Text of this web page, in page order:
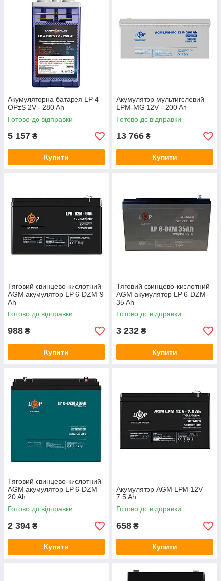
Акумуляторна батарея LP 4
OPzS 2V - 280 Ah
Готово до відправки
5 157 ₴
Купити
Акумулятор мультигелевий
LPM-MG 12V - 200 Ah
Готово до відправки
13 766 ₴
Купити
Тяговий свинцево-кислотний
AGM акумулятор LP 6-DZM-9
Ah
Готово до відправки
988 ₴
Купити
Тяговий свинцево-кислотний
AGM акумулятор LP 6-DZM-
35 Ah
Готово до відправки
3 232 ₴
Купити
Тяговий свинцево-кислотний
AGM акумулятор LP 6-DZM-
20 Ah
Готово до відправки
2 394 ₴
Купити
Акумулятор AGM LPM 12V -
7.5 Ah
Готово до відправки
658 ₴
Купити